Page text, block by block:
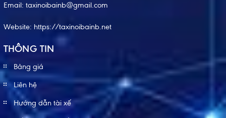
Email: taxinoibainb@gmail.com
Website: https://taxinoibainb.net
THÔNG TIN
Bảng giá
Liên hệ
Hướng dẫn tài xế